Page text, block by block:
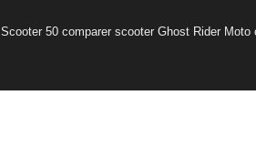
Scooter 50 comparer scooter Ghost Rider Moto